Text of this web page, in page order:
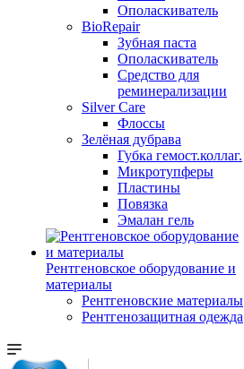
Ополаскиватель
BioRepair
Зубная паста
Ополаскиватель
Средство для
реминерализации
Silver Care
Флоссы
Зелёная дубрава
Губка гемост.коллаг.
Микротупферы
Пластины
Повязка
Эмалан гель
Рентгеновское оборудование и
материалы
Рентгеновские материалы
Рентгенозащитная одежда